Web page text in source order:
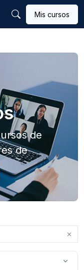
Mis cursos
de
de